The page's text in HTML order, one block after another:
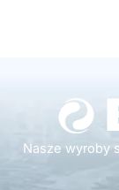
Nasze wyroby